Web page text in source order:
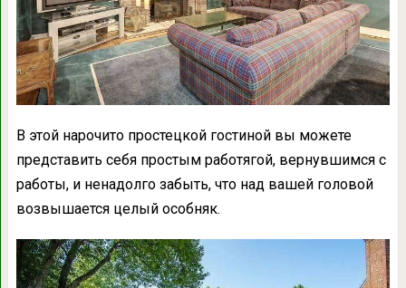
В этой нарочито простецкой гостиной вы можете
представить себя простым работягой, вернувшимся с
работы, и ненадолго забыть, что над вашей головой
возвышается целый особняк.